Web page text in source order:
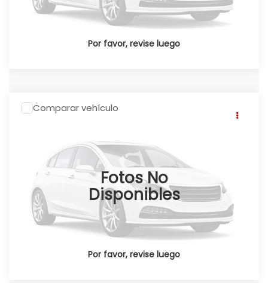
Por favor, revise luego
Fotos No
Disponibles
Por favor, revise luego
2026Honda CRVCR-V SPORT TOURING
348617
Disponible
Comparar vehículo